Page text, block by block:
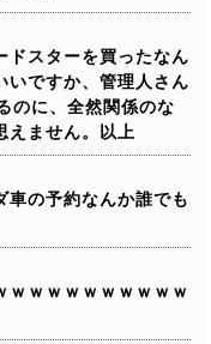
ドスターを買ったなん
いですか、管理人さん
のに、全然関係のな
えません。以上
の予約なんか誰でも
ｗｗｗｗｗｗｗｗｗｗ